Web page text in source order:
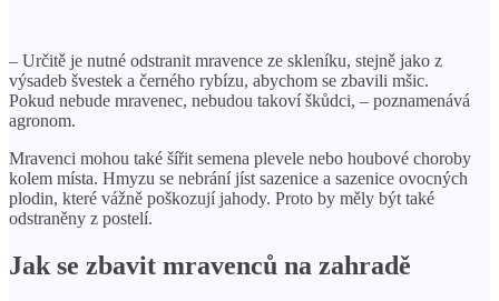
– Určitě je nutné odstranit mravence ze skleníku, stejně jako z
výsadeb švestek a černého rybízu, abychom se zbavili mšic.
Pokud nebude mravenec, nebudou takoví škůdci, – poznamenává
agronom.
Mravenci mohou také šířit semena plevele nebo houbové choroby
kolem místa. Hmyzu se nebrání jíst sazenice a sazenice ovocných
plodin, které vážně poškozují jahody. Proto by měly být také
odstraněny z postelí.
Jak se zbavit mravenců na zahradě